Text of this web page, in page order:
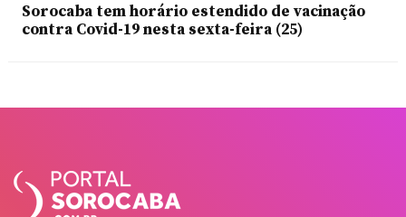
Sorocaba tem horário estendido de vacinação
contra Covid-19 nesta sexta-feira (25)